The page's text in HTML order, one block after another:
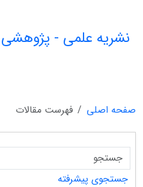
نشریه علمی - پژوهشی
صفحه اصلی
فهرست مقالات
جستجوی پیشرفته